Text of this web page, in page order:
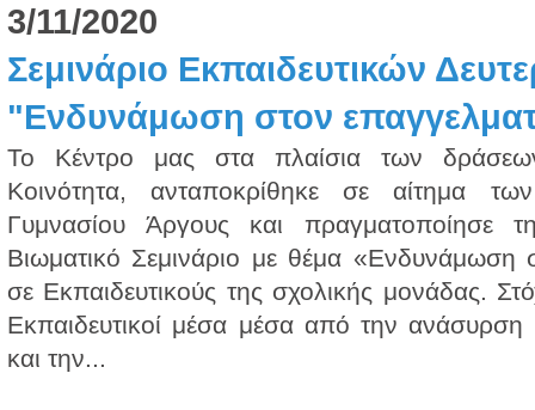
3/11/2020
Σεμινάριο Εκπαιδευτικών
"Ενδυνάμωση στον
Το Κέντρο μας στα πλαίσια των
Κοινότητα, ανταποκρίθηκε σε αίτημα
Γυμνασίου Άργους και πραγματοποίησε
Βιωματικό Σεμινάριο με θέμα «Ενδυνάμωση
σε Εκπαιδευτικούς της σχολικής μονάδας.
Εκπαιδευτικοί μέσα μέσα από την
και την...